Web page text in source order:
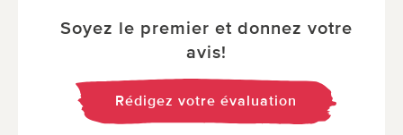
Soyez le premier et donnez votre
avis!
Rédigez votre évaluation